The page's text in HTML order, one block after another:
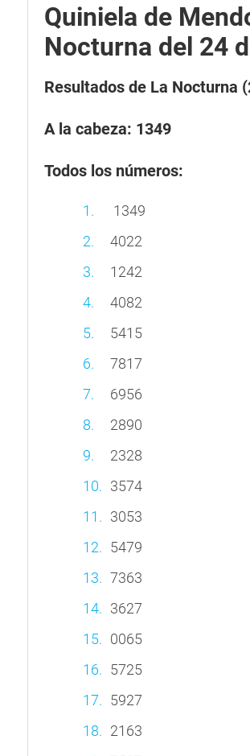
Quiniela de
Nocturna del 24
Resultados de La Nocturna
A la cabeza: 1349
Todos los números:
1349
4022
1242
4082
5415
7817
6956
2890
2328
3574
3053
5479
7363
3627
0065
5725
5927
2163